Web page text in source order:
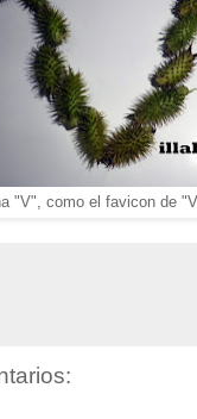
"V", como el favicon de